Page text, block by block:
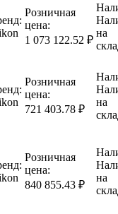
Розничная
цена:
1 073 122.52 ₽
на
Розничная
цена:
721 403.78 ₽
на
Розничная
цена:
840 855.43 ₽
на